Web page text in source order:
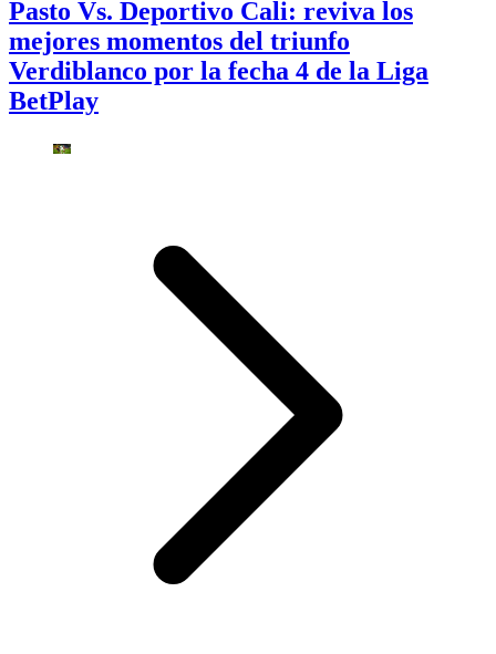
Pasto Vs. Deportivo Cali: reviva los
mejores momentos del triunfo
Verdiblanco por la fecha 4 de la Liga
BetPlay